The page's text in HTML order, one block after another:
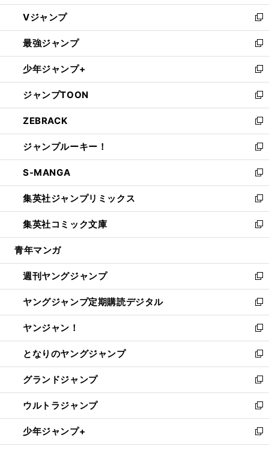
ウ
ィ
ン
ド
ウ
で
開
く
し
い
ウ
ィ
ン
ド
ウ
で
開
く
Vジャンプ
新
し
い
ウ
ィ
ン
ド
ウ
で
開
く
最強ジャンプ
新
し
い
ウ
ィ
ン
ド
ウ
で
開
く
少年ジャンプ+
新
し
い
ウ
ィ
ン
ド
ウ
で
開
く
ジャンプTOON
新
し
い
ウ
ィ
ン
ド
ウ
で
開
く
ZEBRACK
新
し
い
ウ
ィ
ン
ド
ウ
で
開
ジャンプルーキー！
新
し
い
ウ
ィ
ン
ド
ウ
開
く
S-MANGA
新
し
い
ウ
ィ
ン
ウ
で
開
く
集英社ジャンプリミックス
新
し
い
ウ
ン
ド
ウ
で
開
く
集英社コミック文庫
新
し
ウ
ィ
ン
ド
ウ
で
開
く
青年マンガ
週刊ヤングジャンプ
新
し
い
ウ
ィ
ン
ド
ウ
で
開
く
ヤングジャンプ定期購読デジタル
新
し
い
ウ
ィ
ン
ド
ウ
で
開
く
ヤンジャン！
新
し
い
ウ
ィ
ン
ド
ウ
で
開
となりのヤングジャンプ
新
し
い
ウ
ィ
ン
ド
ウ
グランドジャンプ
新
し
い
ウ
ィ
ン
ウルトラジャンプ
新
し
い
ウ
少年ジャンプ+
新
し